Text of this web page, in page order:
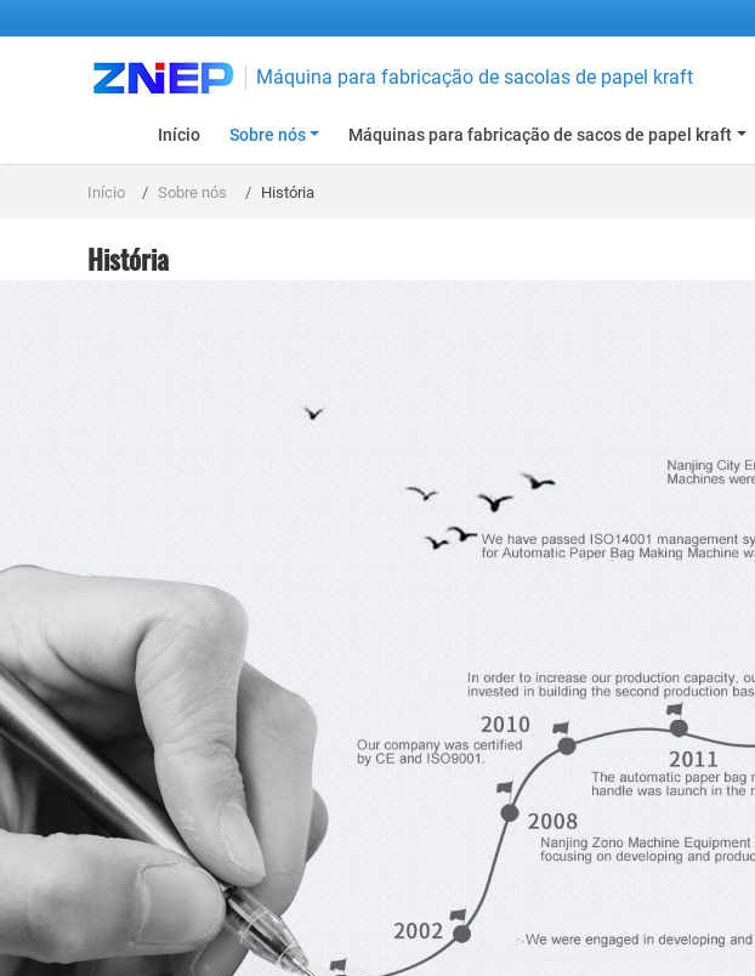
Máquina para fabricação de sacolas de papel kraft
Início Sobre nós Máquinas para fabricação de sacos de papel kraft
Início Sobre nós História
História